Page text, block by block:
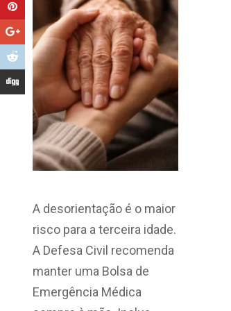
A desorientação é o maior
risco para a terceira idade.
A Defesa Civil recomenda
manter uma Bolsa de
Emergência Médica